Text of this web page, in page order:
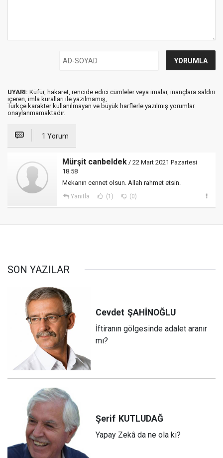
UYARI: Küfür, hakaret, rencide edici cümleler veya imalar, inançlara saldırı
içeren, imla kuralları ile yazılmamış,
Türkçe karakter kullanılmayan ve büyük harflerle yazılmış yorumlar
onaylanmamaktadır.
1 Yorum
Mürşit canbeldek / 22 Mart 2021 Pazartesi
18:58
Mekanın cennet olsun. Allah rahmet etsin.
Yanıtla (1) (0)
SON YAZILAR
Cevdet ŞAHİNOĞLU
İftiranın gölgesinde adalet aranır
mı?
Şerif KUTLUDAĞ
Yapay Zekâ da ne ola ki?